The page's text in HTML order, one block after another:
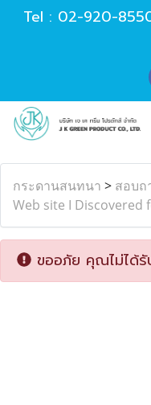
Tel : 02-920-
กระดานสนทนา > สอบถ
Web site I Discovered
ขออภัย คุณไม่ได้รั